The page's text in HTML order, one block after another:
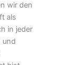
wir den
als
in jeder
und